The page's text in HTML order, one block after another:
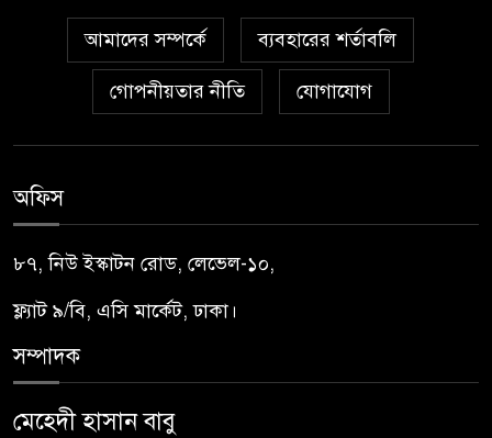
আমাদের সম্পর্কে ব্যবহারের শর্তাবলি
গোপনীয়তার নীতি যোগাযোগ
অফিস
৮৭, নিউ ইস্কাটন রোড, লেভেল-১০,
ফ্ল্যাট ৯/বি, এসি মার্কেট, ঢাকা।
সম্পাদক
মেহেদী হাসান বাবু